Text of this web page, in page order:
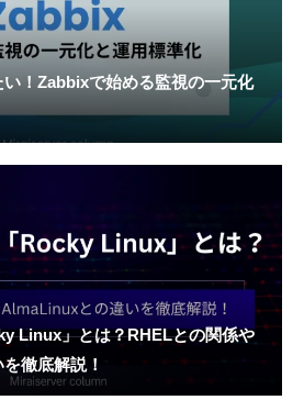
！Zabbixで始める監視の一元化
Linux」とは？RHELとの関係や
徹底解説！